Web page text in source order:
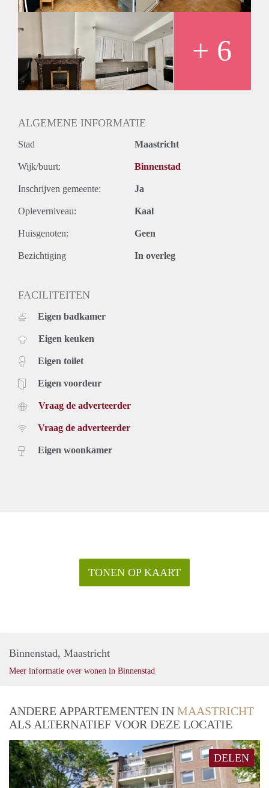
+ 6
ALGEMENE INFORMATIE
Stad Maastricht
Wijk/buurt: Binnenstad
Inschrijven gemeente: Ja
Opleverniveau: Kaal
Huisgenoten: Geen
Bezichtiging In overleg
FACILITEITEN
Eigen badkamer
Eigen keuken
Eigen toilet
Eigen voordeur
Vraag de adverteerder
Vraag de adverteerder
Eigen woonkamer
TONEN OP KAART
Binnenstad, Maastricht
Meer informatie over wonen in Binnenstad
ANDERE APPARTEMENTEN IN MAASTRICHT
ALS ALTERNATIEF VOOR DEZE LOCATIE
DELEN